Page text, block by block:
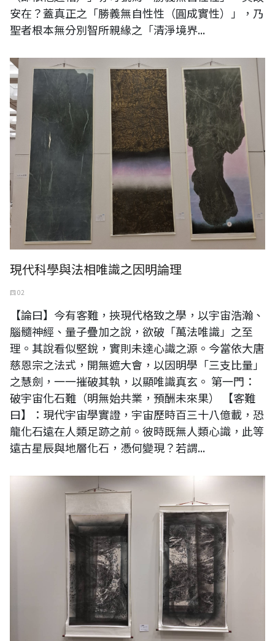
安在？蓋真正之「勝義無自性性（圓成實性）」，乃
聖者根本無分別智所親緣之「清淨境界...
現代科學與法相唯識之因明論理
四 02
【論曰】今有客難，挾現代格致之學，以宇宙浩瀚、
腦髓神經、量子疊加之說，欲破「萬法唯識」之至
理。其說看似堅銳，實則未達心識之源。今當依大唐
慈恩宗之法式，開無遮大會，以因明學「三支比量」
之慧劍，一一摧破其執，以顯唯識真玄。 第一門：
破宇宙化石難（明無始共業，預酬未來果） 【客難
曰】：現代宇宙學實證，宇宙歷時百三十八億載，恐
龍化石遠在人類足跡之前。彼時既無人類心識，此等
遠古星辰與地層化石，憑何變現？若謂...